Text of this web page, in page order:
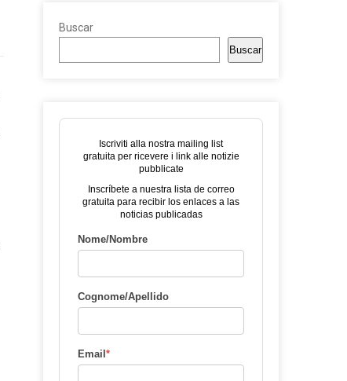
Buscar
Buscar
Iscriviti alla nostra mailing list
gratuita per ricevere i link alle notizie
pubblicate
Inscríbete a nuestra lista de correo
gratuita para recibir los enlaces a las
noticias publicadas
Nome/Nombre
Cognome/Apellido
Email *